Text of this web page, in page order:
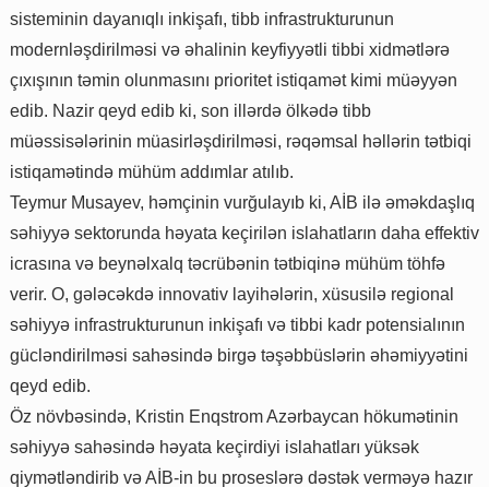
sisteminin dayanıqlı inkişafı, tibb infrastrukturunun
modernləşdirilməsi və əhalinin keyfiyyətli tibbi xidmətlərə
çıxışının təmin olunmasını prioritet istiqamət kimi müəyyən
edib. Nazir qeyd edib ki, son illərdə ölkədə tibb
müəssisələrinin müasirləşdirilməsi, rəqəmsal həllərin tətbiqi
istiqamətində mühüm addımlar atılıb.
Teymur Musayev, həmçinin vurğulayıb ki, AİB ilə əməkdaşlıq
səhiyyə sektorunda həyata keçirilən islahatların daha effektiv
icrasına və beynəlxalq təcrübənin tətbiqinə mühüm töhfə
verir. O, gələcəkdə innovativ layihələrin, xüsusilə regional
səhiyyə infrastrukturunun inkişafı və tibbi kadr potensialının
gücləndirilməsi sahəsində birgə təşəbbüslərin əhəmiyyətini
qeyd edib.
Öz növbəsində, Kristin Enqstrom Azərbaycan hökumətinin
səhiyyə sahəsində həyata keçirdiyi islahatları yüksək
qiymətləndirib və AİB-in bu proseslərə dəstək verməyə hazır